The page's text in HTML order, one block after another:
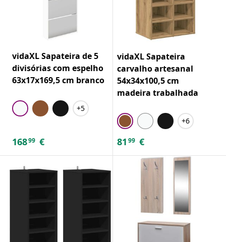
vidaXL Sapateira de 5
divisórias com espelho
63x17x169,5 cm branco
+5
16899 €
vidaXL Sapateira
carvalho artesanal
54x34x100,5 cm
madeira trabalhada
+6
81 99 €